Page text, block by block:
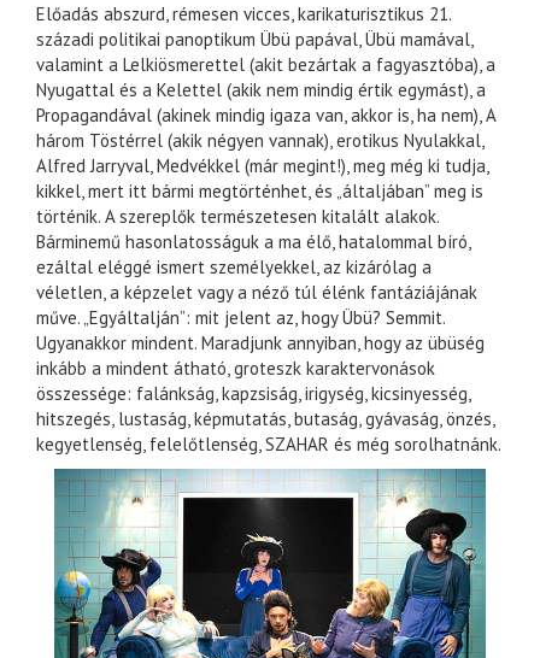
Előadás abszurd, rémesen vicces, karikaturisztikus 21.
századi politikai panoptikum Übü papával, Übü mamával,
valamint a Lelkiösmerettel (akit bezártak a fagyasztóba), a
Nyugattal és a Kelettel (akik nem mindig értik egymást), a
Propagandával (akinek mindig igaza van, akkor is, ha nem), A
három Töstérrel (akik négyen vannak), erotikus Nyulakkal,
Alfred Jarryval, Medvékkel (már megint!), meg még ki tudja,
kikkel, mert itt bármi megtörténhet, és „általjában” meg is
történik. A szereplők természetesen kitalált alakok.
Bárminemű hasonlatosságuk a ma élő, hatalommal bíró,
ezáltal eléggé ismert személyekkel, az kizárólag a
véletlen, a képzelet vagy a néző túl élénk fantáziájának
műve. „Egyáltalján”: mit jelent az, hogy Übü? Semmit.
Ugyanakkor mindent. Maradjunk annyiban, hogy az übüség
inkább a mindent átható, groteszk karaktervonások
összessége: falánkság, kapzsiság, irigység, kicsinyesség,
hitszegés, lustaság, képmutatás, butaság, gyávaság, önzés,
kegyetlenség, felelőtlenség, SZAHAR és még sorolhatnánk.